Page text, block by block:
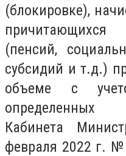
(блокировке),
причитающихся
(пенсий,
субсидий и т.д.)
объеме с
определенных
Кабинета
февраля 2022 г. №